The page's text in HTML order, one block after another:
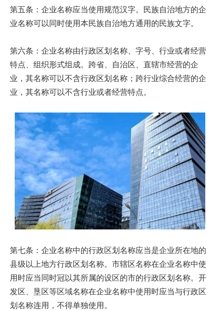
第五条：企业名称应当使用规范汉字。民族自治地方的企
业名称可以同时使用本民族自治地方通用的民族文字。
第六条：企业名称由行政区划名称、字号、行业或者经营
特点、组织形式组成。跨省、自治区、直辖市经营的企
业，其名称可以不含行政区划名称；跨行业综合经营的企
业，其名称可以不含行业或者经营特点。
第七条：企业名称中的行政区划名称应当是企业所在地的
县级以上地方行政区划名称。市辖区名称在企业名称中使
用时应当同时冠以其所属的设区的市的行政区划名称。开
发区、垦区等区域名称在企业名称中使用时应当与行政区
划名称连用，不得单独使用。